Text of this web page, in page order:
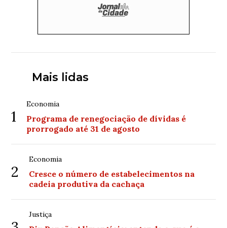
Mais lidas
1
Economia
Programa de renegociação de dívidas é
prorrogado até 31 de agosto
2
Economia
Cresce o número de estabelecimentos na
cadeia produtiva da cachaça
Justiça